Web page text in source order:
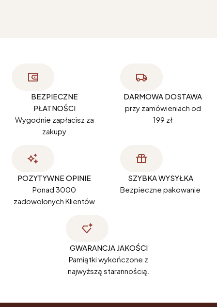
BEZPIECZNE
PŁATNOŚCI
Wygodnie zapłacisz za
zakupy
DARMOWA DOSTAWA
przy zamówieniach od
199 zł
POZYTYWNE OPINIE
Ponad 3000
zadowolonych Klientów
SZYBKA WYSYŁKA
Bezpieczne pakowanie
GWARANCJA JAKOŚCI
Pamiątki wykończone z
najwyższą starannością.